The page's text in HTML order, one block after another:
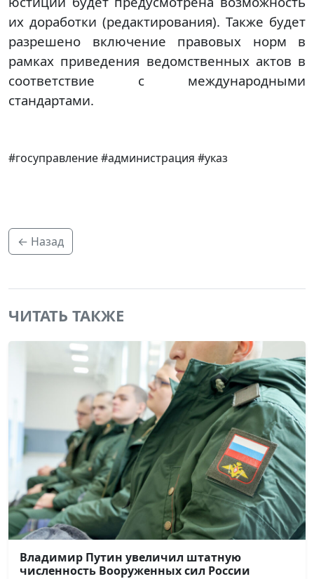
их доработки (редактирования). Также будет
разрешено включение правовых норм в
рамках приведения ведомственных актов в
соответствие с международными
стандартами.
#госуправление #администрация #указ
← Назад
ЧИТАТЬ ТАКЖЕ
Владимир Путин увеличил штатную
численность Вооруженных сил России